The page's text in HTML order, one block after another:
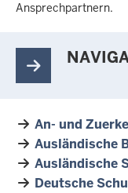
Ansprechpartnern.
An- und
Ausländische
Ausländische
Deutsche